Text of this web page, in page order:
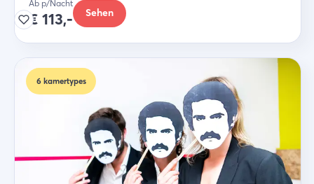
Ab p/Nacht
€ 113,- Sehen
6 kamertypes